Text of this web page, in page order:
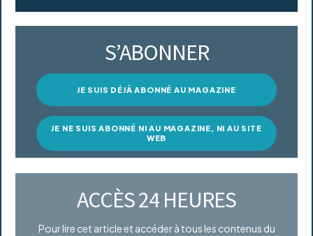
S’ABONNER
JE SUIS DÉJÀ ABONNÉ AU MAGAZINE
JE NE SUIS ABONNÉ NI AU MAGAZINE, NI AU SITE
WEB
ACCÈS 24 HEURES
Pour lire cet article et accéder à tous les contenus du